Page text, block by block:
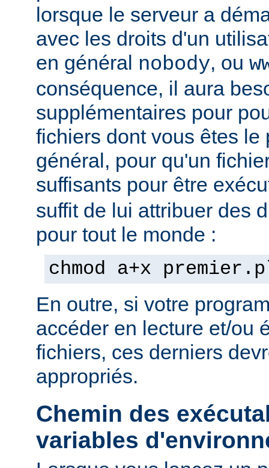
lorsque le serveur a
avec les droits d'un
en général nobody, ou
conséquence, il aura
supplémentaires pour
fichiers dont vous êtes le
général, pour qu'un
suffisants pour être
suffit de lui attribuer des
pour tout le monde :
chmod a+x
En outre, si votre
accéder en lecture et/ou
fichiers, ces derniers
appropriés.
Chemin des
variables